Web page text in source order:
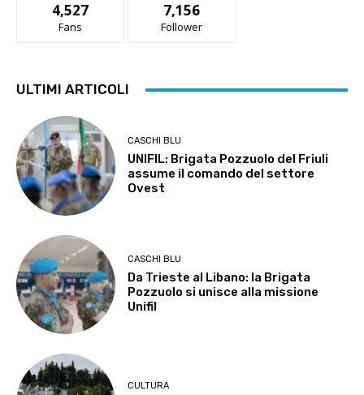
4,527
Fans
7,156
Follower
ULTIMI ARTICOLI
CASCHI BLU
UNIFIL: Brigata Pozzuolo del Friuli
assume il comando del settore
Ovest
CASCHI BLU
Da Trieste al Libano: la Brigata
Pozzuolo si unisce alla missione
Unifil
CULTURA